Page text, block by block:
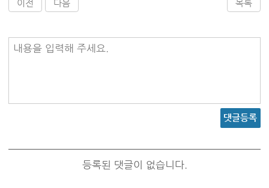
이전 다음 목록
내용을 입력해 주세요.
댓글등록
등록된 댓글이 없습니다.